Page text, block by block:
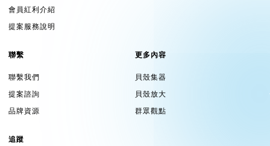
會員紅利介紹
提案服務說明
聯繫
聯繫我們
提案諮詢
品牌資源
更多內容
貝殼集器
貝殼放大
群眾觀點
追蹤